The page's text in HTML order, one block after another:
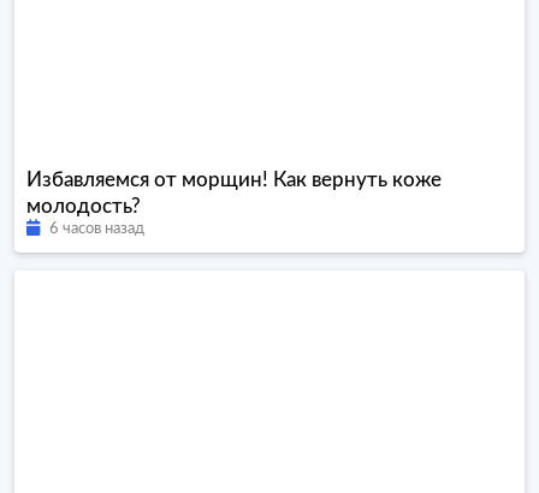
Избавляемся от морщин! Как вернуть коже
молодость?
6 часов назад